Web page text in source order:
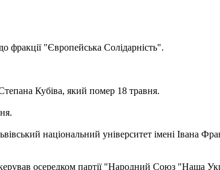
фракції "Європейська Солідарність".
Кубіва, який помер 18 травня.
національний університет імені Івана
осередком партії "Народний Союз "Наша